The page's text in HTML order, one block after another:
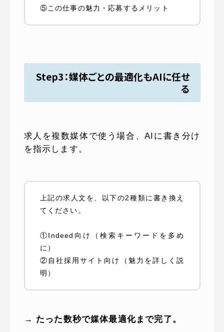
⑤この仕事の魅力・応募するメリット
Step3：媒体ごとの最適化もAIに任せ
る
求人を複数媒体で使う場合、AIに書き分け
を指示します。
上記の求人文を、以下の2種類に書き換え
てください。
①Indeed向け（検索キーワードを多め
に）
②自社採用サイト向け（魅力を詳しく説
明）
→ たった数秒で媒体最適化まで完了。